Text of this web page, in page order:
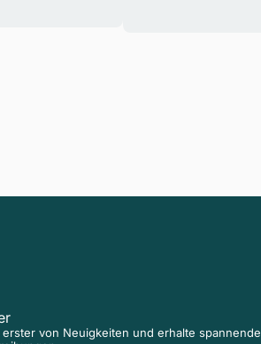
erster von Neuigkeiten und erhalte spannende